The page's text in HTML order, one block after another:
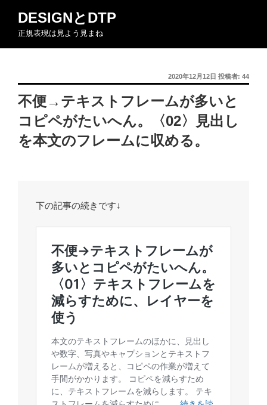
ン
DESIGNとDTP
正規表現は見よう見まね
投
稿
日:
2020年12月12日 投稿者: 44
不便→テキストフレームが多いと
コピペがたいへん。〈02〉見出し
を本文のフレームに収める。
下の記事の続きです↓